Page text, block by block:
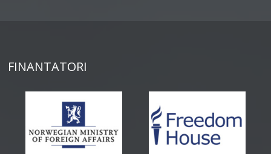
FINANTATORI